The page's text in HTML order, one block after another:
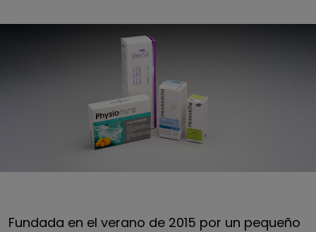
Fundada en el verano de 2015 por un pequeño